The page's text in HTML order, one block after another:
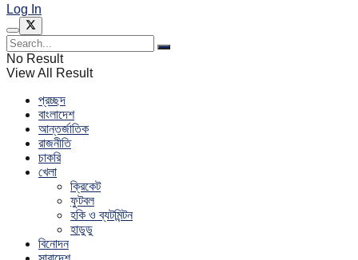
Log In
No Result
View All Result
প্রচ্ছদ
বাংলাদেশ
আন্তর্জাতিক
রাজনীতি
চাকরি
খেলা
ক্রিকেট
ফুটবল
হকি ও ব্যটমিন্টন
হাডুডু
বিনোদন